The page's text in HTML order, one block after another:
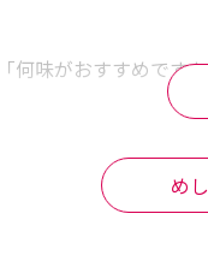
何味がおすすめです
め